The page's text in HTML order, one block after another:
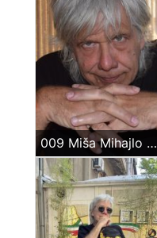
009 Miša Mihajlo Kravcev